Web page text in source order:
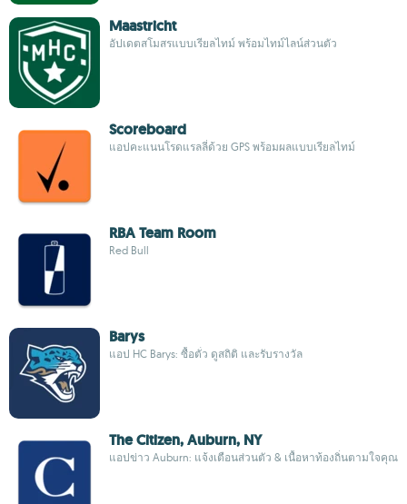
Maastricht
อัปเดตสโมสรแบบเรียลไทม์ พร้อมไทม์ไลน์ส่วนตัว
Scoreboard
แอปคะแนนโรดแรลลี่ด้วย GPS พร้อมผลแบบเรียลไทม์
RBA Team Room
Red Bull
Barys
แอป HC Barys: ซื้อตั๋ว ดูสถิติ และรับรางวัล
The Citizen, Auburn, NY
แอปข่าว Auburn: แจ้งเตือนส่วนตัว & เนื้อหาท้องถิ่นตามใจคุณ